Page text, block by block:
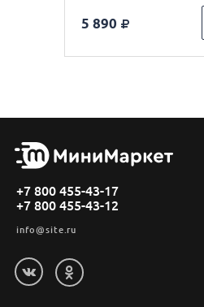
5 890
info@site.ru
+7 800 455-43-17
+7 800 455-43-12